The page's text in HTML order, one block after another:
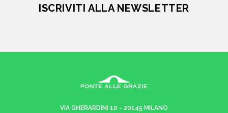
ISCRIVITI ALLA NEWSLETTER
VIA GHERARDINI 10 - 20145 MILANO